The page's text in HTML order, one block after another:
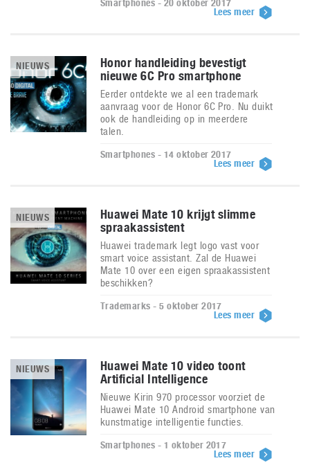
Smartphones - 20 oktober 2017
Lees meer
NIEUWS
Honor handleiding bevestigt
nieuwe 6C Pro smartphone
Eerder ontdekte we al een trademark
aanvraag voor de Honor 6C Pro. Nu duikt
ook de handleiding op in meerdere
talen.
Smartphones - 14 oktober 2017
Lees meer
NIEUWS
Huawei Mate 10 krijgt slimme
spraakassistent
Huawei trademark legt logo vast voor
smart voice assistant. Zal de Huawei
Mate 10 over een eigen spraakassistent
beschikken?
Trademarks - 5 oktober 2017
Lees meer
NIEUWS
Huawei Mate 10 video toont
Artificial Intelligence
Nieuwe Kirin 970 processor voorziet de
Huawei Mate 10 Android smartphone van
kunstmatige intelligentie functies.
Smartphones - 1 oktober 2017
Lees meer